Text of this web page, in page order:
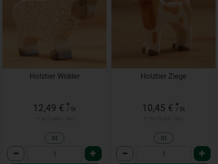
Holztier Widder
12,49 € *
/ St
St
Anzahl
Holztier Ziege
10,45 € *
/ St
St
Anzahl